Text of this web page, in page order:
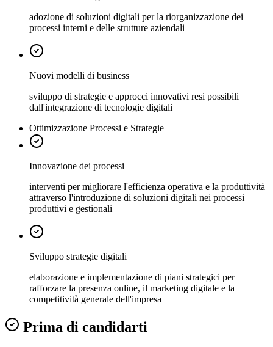
adozione di soluzioni digitali per la riorganizzazione dei
processi interni e delle strutture aziendali
Nuovi modelli di business
sviluppo di strategie e approcci innovativi resi possibili
dall'integrazione di tecnologie digitali
Ottimizzazione Processi e Strategie
Innovazione dei processi
interventi per migliorare l'efficienza operativa e la produttività
attraverso l'introduzione di soluzioni digitali nei processi
produttivi e gestionali
Sviluppo strategie digitali
elaborazione e implementazione di piani strategici per
rafforzare la presenza online, il marketing digitale e la
competitività generale dell'impresa
Prima di candidarti